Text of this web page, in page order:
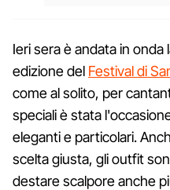
Ieri sera è andata in onda
edizione del Festival di
come al solito, per
speciali è stata
eleganti e particolari.
scelta giusta, gli outfit
destare scalpore anche